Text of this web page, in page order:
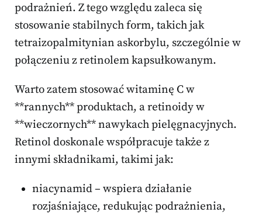
podrażnień. Z tego względu zaleca się
stosowanie stabilnych form, takich jak
tetraizopalmitynian askorbylu, szczególnie w
połączeniu z retinolem kapsułkowanym.
Warto zatem stosować witaminę C w
**rannych** produktach, a retinoidy w
**wieczornych** nawykach pielęgnacyjnych.
Retinol doskonale współpracuje także z
innymi składnikami, takimi jak:
niacynamid – wspiera działanie
rozjaśniające, redukując podrażnienia,